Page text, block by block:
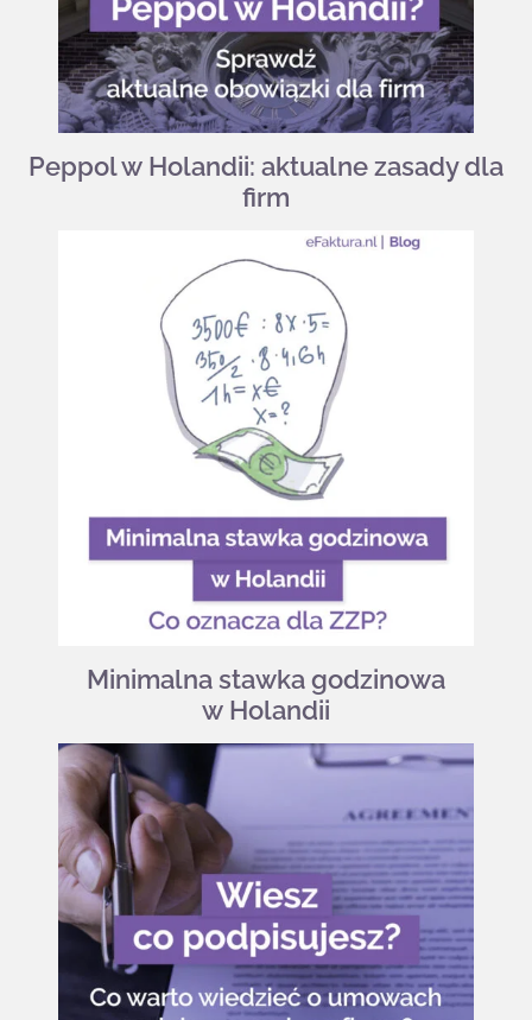
Peppol w Holandii: aktualne zasady dla
firm
Minimalna stawka godzinowa
w Holandii